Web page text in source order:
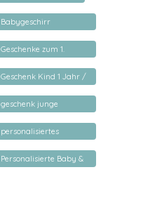
Babygeschirr
personalisiert
Geschenke zum 1.
Geburtstag
Geschenk Kind 1 Jahr /
2 Jahre / 3 Jahre
geschenk junge
mädchen
personalisiertes
Geschenk Kind
Personalisierte Baby &